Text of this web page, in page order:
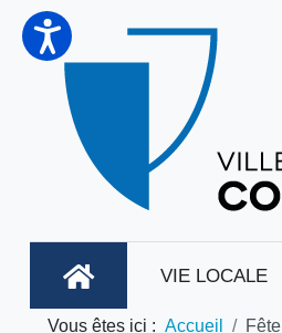
VIE LOCALE
Vous êtes ici : Accueil